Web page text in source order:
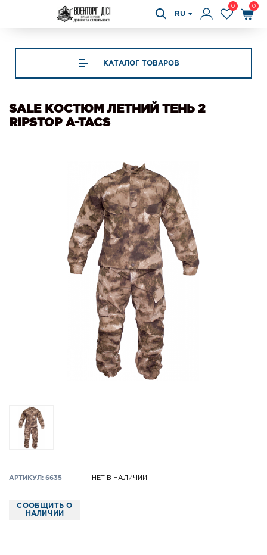
RU
0 0
КАТАЛОГ ТОВАРОВ
SALE КОСТЮМ ЛЕТНИЙ ТЕНЬ 2
RIPSTOP A-TACS
АРТИКУЛ: 6635 НЕТ В НАЛИЧИИ
СООБЩИТЬ О
НАЛИЧИИ